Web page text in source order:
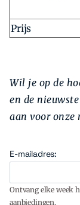
Prijs
Wil je op de
en de
aan voor onze
E-mailadres:
Ontvang elke week
aanbiedingen.